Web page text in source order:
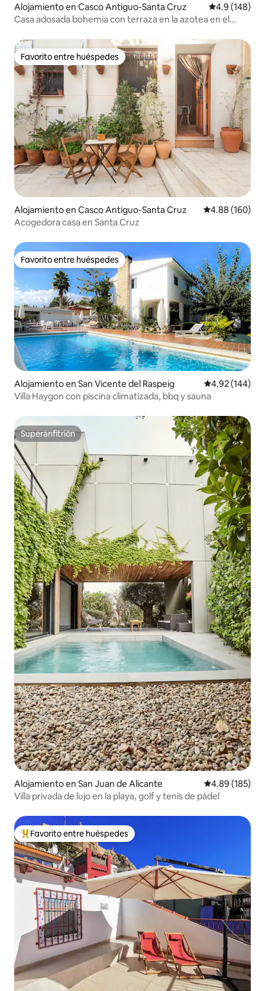
Alojamiento en Casco Antiguo-Santa Cruz Calificación
4.9 (148)
Casa adosada bohemia con terraza en la azotea en el
Favorito entre huéspedes
Favorito entre huéspedes
Alojamiento en Casco Antiguo-Santa Cruz Calificación
4.88 (160)
Acogedora casa en Santa Cruz
Favorito entre huéspedes
Favorito entre huéspedes
Alojamiento en San Vicente del Raspeig Calificación
4.92 (144)
Villa Haygon con piscina climatizada, bbq y sauna
Superanfitrión
Superanfitrión
Alojamiento en San Juan de Alicante Calificación
4.89 (185)
Villa privada de lujo en la playa, golf y tenis de pádel
Favorito entre huéspedes preferido
Favorito entre huéspedes